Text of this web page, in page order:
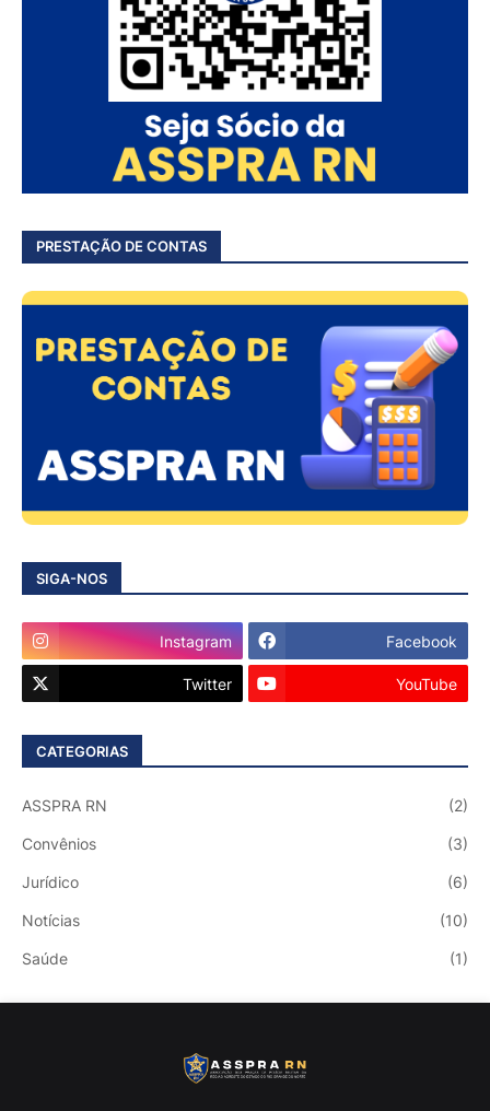
PRESTAÇÃO DE CONTAS
SIGA-NOS
Instagram Facebook
Twitter YouTube
CATEGORIAS
ASSPRA RN (2)
Convênios (3)
Jurídico (6)
Notícias (10)
Saúde (1)